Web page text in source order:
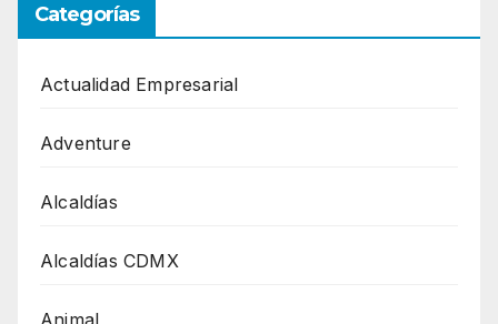
Categorías
Actualidad Empresarial
Adventure
Alcaldías
Alcaldías CDMX
Animal